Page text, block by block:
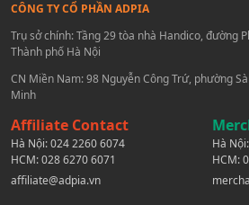
CÔNG TY CỔ PHẦN ADPIA
Trụ sở chính: Tầng 29 tòa nhà Handico, đường
Thành phố Hà Nội
CN Miền Nam: 98 Nguyễn Công Trứ, phường
Minh
Affiliate Contact
Hà Nội:024 2260 6074
HCM:028 6270 6071
affiliate@adpia.vn
Hà Nội:
HCM: